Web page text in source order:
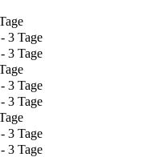
3 Tage
3 Tage
3 Tage
3 Tage
3 Tage
3 Tage